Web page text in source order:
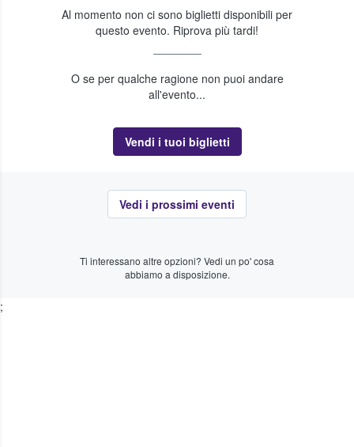
Al momento non ci sono biglietti disponibili per
questo evento. Riprova più tardi!
O se per qualche ragione non puoi andare
all'evento...
Vendi i tuoi biglietti
Vedi i prossimi eventi
Ti interessano altre opzioni? Vedi un po' cosa
abbiamo a disposizione.
;